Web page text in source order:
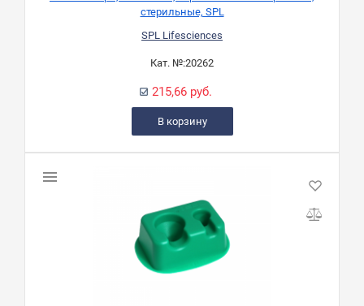
стерильные, SPL
SPL Lifesciences
Кат. №:20262
215,66 руб.
В корзину